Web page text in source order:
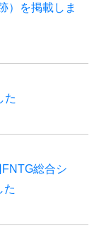
）を掲載しま
た
総合シ
た